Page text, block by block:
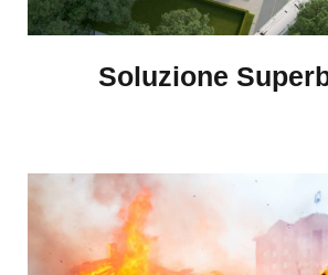
Soluzione